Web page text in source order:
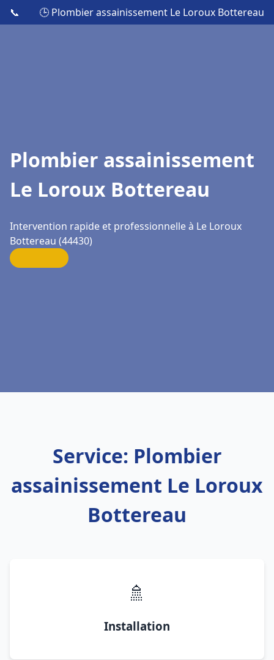
📞 🕒 Plombier assainissement Le Loroux Bottereau
Plombier assainissement
Le Loroux Bottereau
Intervention rapide et professionnelle à Le Loroux
Bottereau (44430)
Service: Plombier
assainissement Le Loroux
Bottereau
🚿
Installation